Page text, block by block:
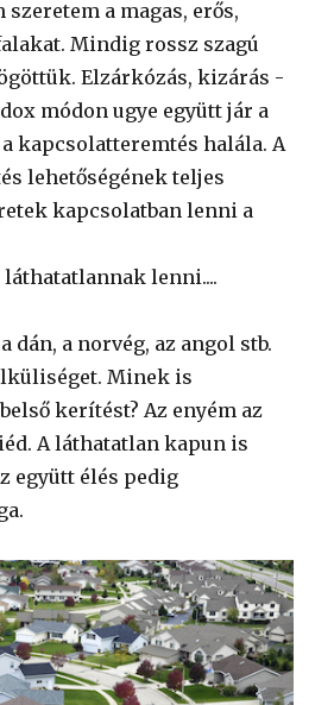
a magas, erős,
Mindig rossz szagú
Elzárkózás, kizárás -
módon ugye együtt jár a
kapcsolatteremtés halála. A
lehetőségének teljes
kapcsolatban lenni a
lenni....
dán, a norvég, az angol stb.
Minek is
kerítést? Az enyém az
A láthatatlan kapun is
együtt élés pedig